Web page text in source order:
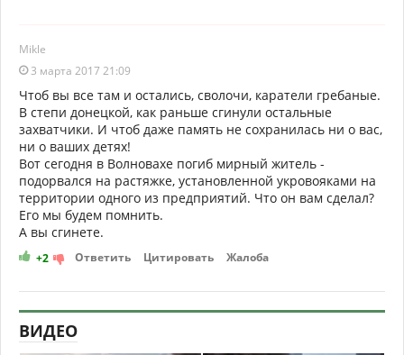
Mikle
3 марта 2017 21:09
Чтоб вы все там и остались, сволочи, каратели гребаные.
В степи донецкой, как раньше сгинули остальные
захватчики. И чтоб даже память не сохранилась ни о вас,
ни о ваших детях!
Вот сегодня в Волновахе погиб мирный житель -
подорвался на растяжке, установленной укровояками на
территории одного из предприятий. Что он вам сделал?
Его мы будем помнить.
А вы сгинете.
+2 Ответить Цитировать Жалоба
ВИДЕО